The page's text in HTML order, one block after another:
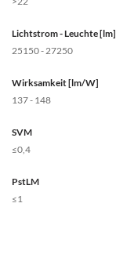
Lichtstrom - Leuchte [lm]
25150 - 27250
Wirksamkeit [lm/W]
137 - 148
SVM
≤0,4
PstLM
≤1